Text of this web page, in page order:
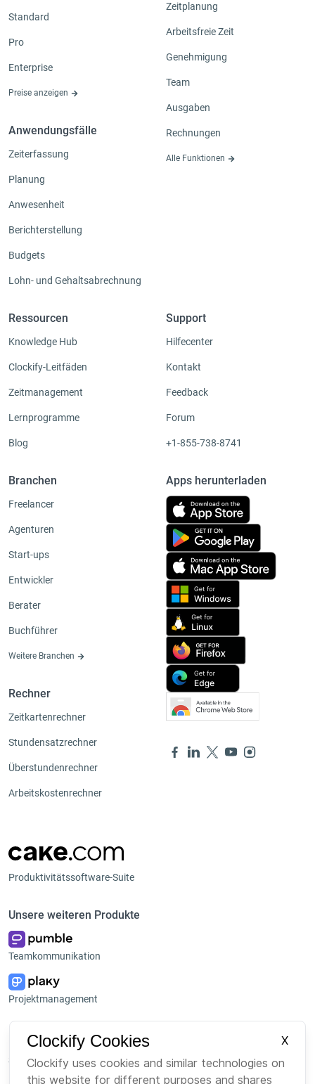
Standard
Pro
Enterprise
Preise anzeigen
Anwendungsfälle
Zeiterfassung
Planung
Anwesenheit
Berichterstellung
Budgets
Lohn- und Gehaltsabrechnung
Zeitplanung
Arbeitsfreie Zeit
Genehmigung
Team
Ausgaben
Rechnungen
Alle Funktionen
Ressourcen
Knowledge Hub
Clockify-Leitfäden
Zeitmanagement
Lernprogramme
Blog
Branchen
Freelancer
Agenturen
Start-ups
Entwickler
Berater
Buchführer
Weitere Branchen
Rechner
Zeitkartenrechner
Stundensatzrechner
Überstundenrechner
Arbeitskostenrechner
Support
Hilfecenter
Kontakt
Feedback
Forum
+1-855-738-8741
Apps herunterladen
Produktivitätssoftware-Suite
Unsere weiteren Produkte
Teamkommunikation
Projektmanagement
Plattform
Suite Über uns
Clockify Cookies
X
Clockify uses cookies and similar technologies on
this website for different purposes and shares